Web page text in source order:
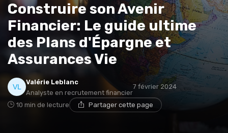
Construire son Avenir
Financier: Le guide ultime
des Plans d'Épargne et
Assurances Vie
Valérie Leblanc
Analyste en recrutement financier
7 février 2024
10 min de lecture Partager cette page